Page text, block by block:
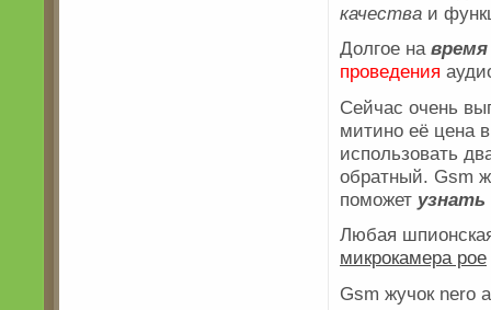
качества и
Долгое на время
проведения
Сейчас очень
митино её цена
использовать
обратный. Gsm
поможет узнать
Любая
микрокамера poe
Gsm жучок nero